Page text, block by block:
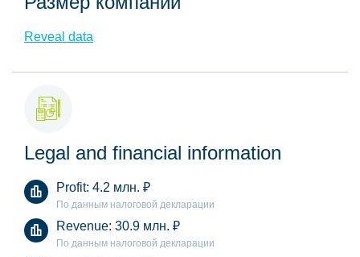
Reveal data
Legal and financial information
Profit: 4.2 млн. ₽
По данным налоговой декларации
Revenue: 30.9 млн. ₽
По данным налоговой декларации